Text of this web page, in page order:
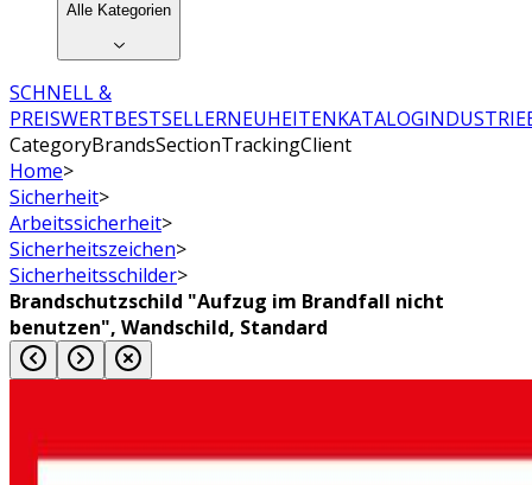
Alle Kategorien
SCHNELL &
PREISWERTBESTSELLERNEUHEITENKATALOG
CategoryBrandsSectionTrackingClient
Home>
Sicherheit>
Arbeitssicherheit>
Sicherheitszeichen>
Sicherheitsschilder>
Brandschutzschild "Aufzug im Brandfall nicht
benutzen", Wandschild, Standard